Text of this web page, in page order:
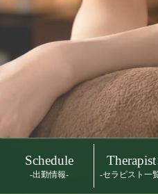
Schedule
-出勤情報-
Therapist
-セラピスト一